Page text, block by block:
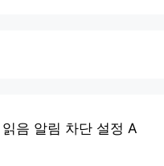
음 알림 차단 설정 A